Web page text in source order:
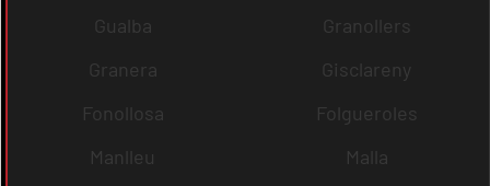
Gualba
Granollers
Granera
Gisclareny
Fonollosa
Folgueroles
Manlleu
Malla